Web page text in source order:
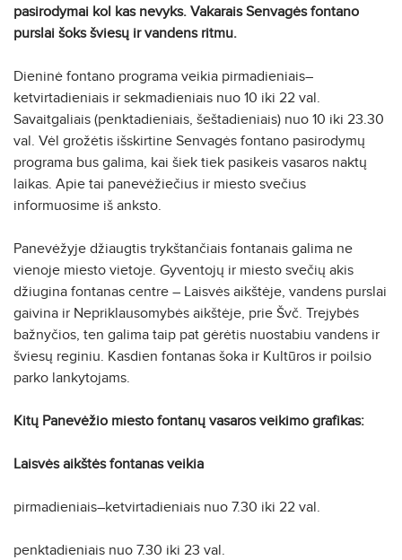
pasirodymai kol kas nevyks. Vakarais Senvagės fontano
purslai šoks šviesų ir vandens ritmu.
Dieninė fontano programa veikia pirmadieniais–
ketvirtadieniais ir sekmadieniais nuo 10 iki 22 val.
Savaitgaliais (penktadieniais, šeštadieniais) nuo 10 iki 23.30
val. Vėl grožėtis išskirtine Senvagės fontano pasirodymų
programa bus galima, kai šiek tiek pasikeis vasaros naktų
laikas. Apie tai panevėžiečius ir miesto svečius
informuosime iš anksto.
Panevėžyje džiaugtis trykštančiais fontanais galima ne
vienoje miesto vietoje. Gyventojų ir miesto svečių akis
džiugina fontanas centre – Laisvės aikštėje, vandens purslai
gaivina ir Nepriklausomybės aikštėje, prie Švč. Trejybės
bažnyčios, ten galima taip pat gėrėtis nuostabiu vandens ir
šviesų reginiu. Kasdien fontanas šoka ir Kultūros ir poilsio
parko lankytojams.
Kitų Panevėžio miesto fontanų vasaros veikimo grafikas:
Laisvės aikštės fontanas veikia
pirmadieniais–ketvirtadieniais nuo 7.30 iki 22 val.
penktadieniais nuo 7.30 iki 23 val.